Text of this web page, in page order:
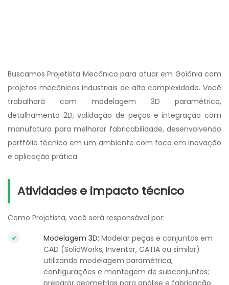
Buscamos Projetista Mecânico para atuar em Goiânia com
projetos mecânicos industriais de alta complexidade. Você
trabalhará com modelagem 3D paramétrica,
detalhamento 2D, validação de peças e integração com
manufatura para melhorar fabricabilidade, desenvolvendo
portfólio técnico em um ambiente com foco em inovação
e aplicação prática.
Atividades e impacto técnico
Como Projetista, você será responsável por:
Modelagem 3D: Modelar peças e conjuntos em
CAD (SolidWorks, Inventor, CATIA ou similar)
utilizando modelagem paramétrica,
configurações e montagem de subconjuntos;
preparar geometrias para análise e fabricação.